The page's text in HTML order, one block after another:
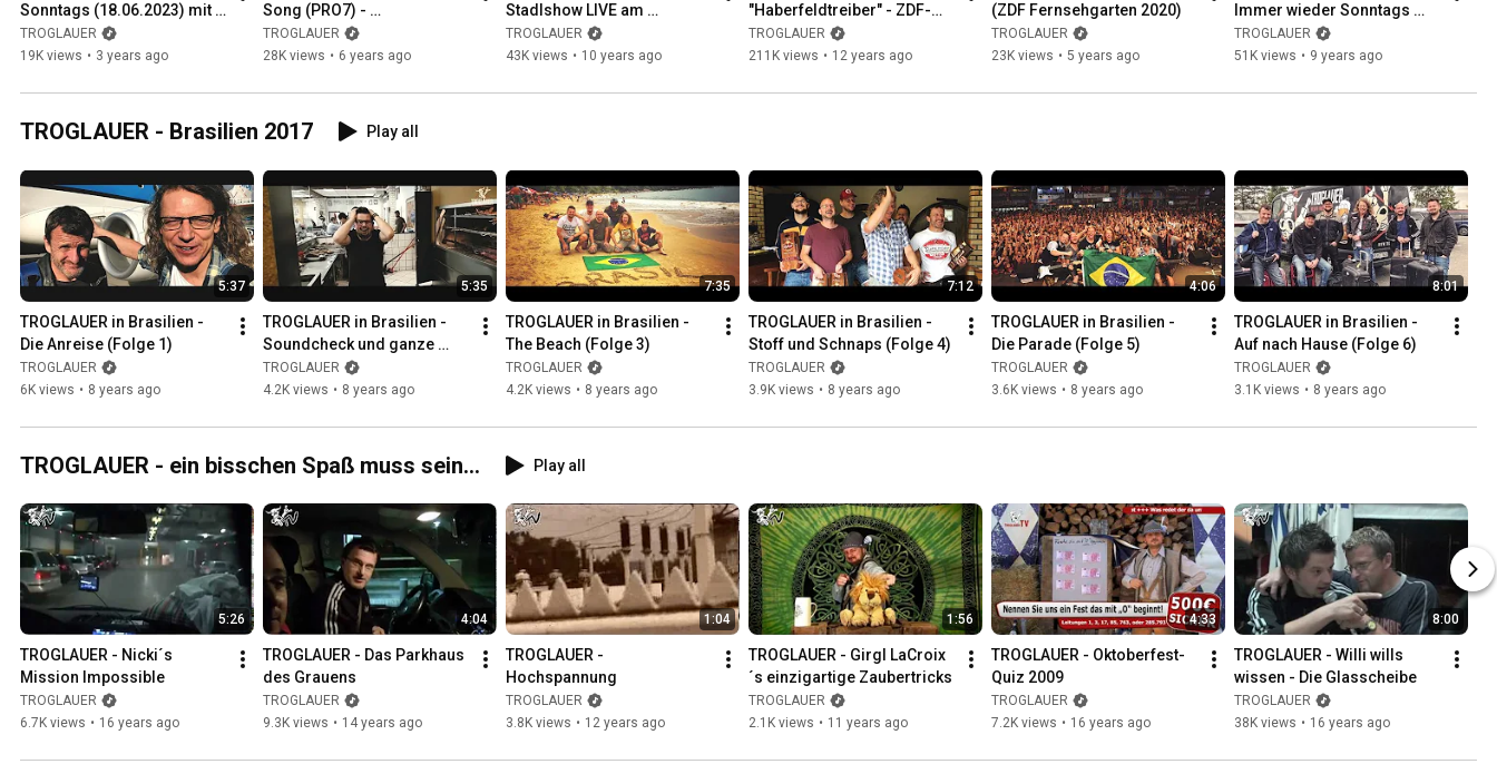
Sonntags (18.06.2023) mit
dem Titel "LAUF"
TROGLAUER
19K views • 3 years ago
Song (PRO7) -
Abendteuerland (Pur-Cover)
TROGLAUER
28K views • 6 years ago
Stadlshow LIVE am
12.09.2015
TROGLAUER
43K views • 10 years ago
"Haberfeldtreiber" - ZDF-
Fernsehgarten -
Oktoberfest-Spezial 2013
TROGLAUER
211K views • 12 years ago
(ZDF Fernsehgarten 2020)
TROGLAUER
23K views • 5 years ago
Immer wieder Sonntags
(ARD) 2017
TROGLAUER
51K views • 9 years ago
TROGLAUER - Brasilien 2017 Play all
5:37
TROGLAUER in Brasilien -
Die Anreise (Folge 1)
TROGLAUER
6K views • 8 years ago
5:35
TROGLAUER in Brasilien -
Soundcheck und ganze
Büffelherden (Folge 2)
TROGLAUER
4.2K views • 8 years ago
7:35
TROGLAUER in Brasilien -
The Beach (Folge 3)
TROGLAUER
4.2K views • 8 years ago
7:12
TROGLAUER in Brasilien -
Stoff und Schnaps (Folge 4)
TROGLAUER
3.9K views • 8 years ago
4:06
TROGLAUER in Brasilien -
Die Parade (Folge 5)
TROGLAUER
3.6K views • 8 years ago
8:01
TROGLAUER in Brasilien -
Auf nach Hause (Folge 6)
TROGLAUER
3.1K views • 8 years ago
TROGLAUER - ein bisschen Spaß muss sein... Play all
5:26
TROGLAUER - Nicki´s
Mission Impossible
TROGLAUER
6.7K views • 16 years ago
4:04
TROGLAUER - Das Parkhaus
des Grauens
TROGLAUER
9.3K views • 14 years ago
1:04
TROGLAUER -
Hochspannung
TROGLAUER
3.8K views • 12 years ago
1:56
TROGLAUER - Girgl LaCroix
´s einzigartige Zaubertricks
TROGLAUER
2.1K views • 11 years ago
4:33
TROGLAUER - Oktoberfest-
Quiz 2009
TROGLAUER
7.2K views • 16 years ago
8:00
TROGLAUER - Willi wills
wissen - Die Glasscheibe
TROGLAUER
38K views • 16 years ago